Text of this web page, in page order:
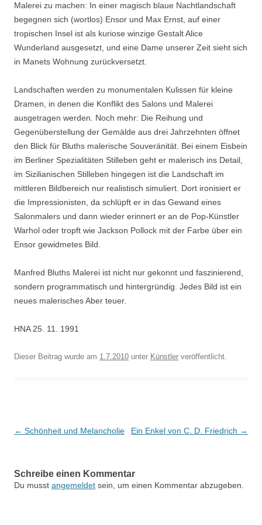
Malerei zu machen: In einer magisch blaue Nachtlandschaft
begegnen sich (wortlos) Ensor und Max Ernst, auf einer
tropischen Insel ist als kuriose winzige Gestalt Alice
Wunderland ausgesetzt, und eine Dame unserer Zeit sieht sich
in Manets Wohnung zurückversetzt.
Landschaften werden zu monumentalen Kulissen für kleine
Dramen, in denen die Konflikt des Salons und Malerei
ausgetragen werden. Noch mehr: Die Reihung und
Gegenüberstellung der Gemälde aus drei Jahrzehnten öffnet
den Blick für Bluths malerische Souveränität. Bei einem Eisbein
im Berliner Spezialitäten Stilleben geht er malerisch ins Detail,
im Sizilianischen Stilleben hingegen ist die Landschaft im
mittleren Bildbereich nur realistisch simuliert. Dort ironisiert er
die Impressionisten, da schlüpft er in das Gewand eines
Salonmalers und dann wieder erinnert er an de Pop-Künstler
Warhol oder tropft wie Jackson Pollock mit der Farbe über ein
Ensor gewidmetes Bild.
Manfred Bluths Malerei ist nicht nur gekonnt und faszinierend,
sondern programmatisch und hintergründig. Jedes Bild ist ein
neues malerisches Aber teuer.
HNA 25. 11. 1991
Dieser Beitrag wurde am 1.7.2010 unter Künstler veröffentlicht.
Beitragsnavigation
← Schönheit und Melancholie Ein Enkel von C. D. Friedrich →
Schreibe einen Kommentar
Du musst angemeldet sein, um einen Kommentar abzugeben.